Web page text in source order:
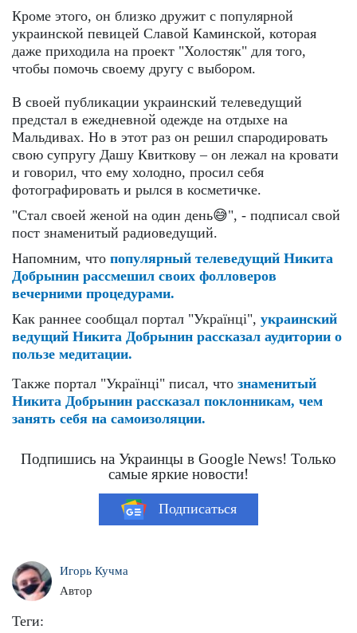
Кроме этого, он близко дружит с популярной
украинской певицей Славой Каминской, которая
даже приходила на проект "Холостяк" для того,
чтобы помочь своему другу с выбором.
В своей публикации украинский телеведущий
предстал в ежедневной одежде на отдыхе на
Мальдивах. Но в этот раз он решил спародировать
свою супругу Дашу Квиткову – он лежал на кровати
и говорил, что ему холодно, просил себя
фотографировать и рылся в косметичке.
"Стал своей женой на один день😅", - подписал свой
пост знаменитый радиоведущий.
Напомним, что популярный телеведущий Никита
Добрынин рассмешил своих фолловеров
вечерними процедурами.
Как раннее сообщал портал "Українці", украинский
ведущий Никита Добрынин рассказал аудитории о
пользе медитации.
Также портал "Українці" писал, что знаменитый
Никита Добрынин рассказал поклонникам, чем
занять себя на самоизоляции.
Подпишись на Украинцы в Google News! Только
самые яркие новости!
Подписаться
Игорь Кучма
Автор
Теги: